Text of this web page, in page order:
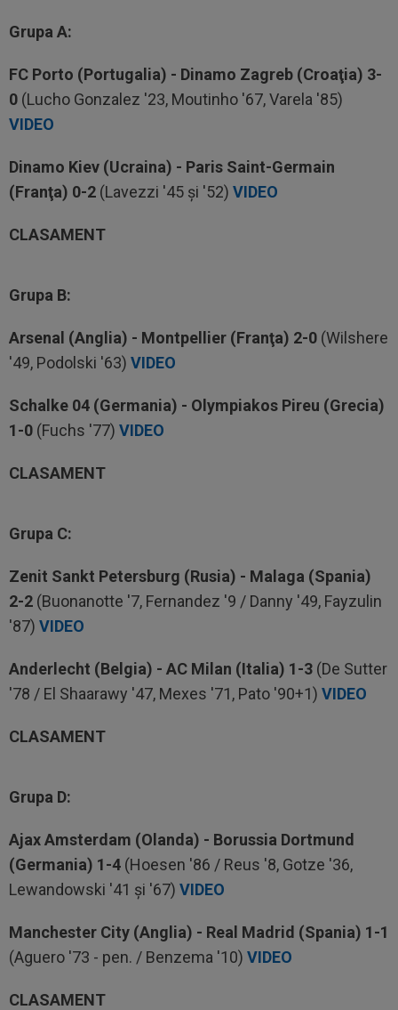
Grupa A:
FC Porto (Portugalia) - Dinamo Zagreb (Croaţia) 3-
0 (Lucho Gonzalez '23, Moutinho '67, Varela '85)
VIDEO
Dinamo Kiev (Ucraina) - Paris Saint-Germain
(Franţa) 0-2 (Lavezzi '45 şi '52) VIDEO
CLASAMENT
Grupa B:
Arsenal (Anglia) - Montpellier (Franţa) 2-0 (Wilshere
'49, Podolski '63) VIDEO
Schalke 04 (Germania) - Olympiakos Pireu (Grecia)
1-0 (Fuchs '77) VIDEO
CLASAMENT
Grupa C:
Zenit Sankt Petersburg (Rusia) - Malaga (Spania)
2-2 (Buonanotte '7, Fernandez '9 / Danny '49, Fayzulin
'87) VIDEO
Anderlecht (Belgia) - AC Milan (Italia) 1-3 (De Sutter
'78 / El Shaarawy '47, Mexes '71, Pato '90+1) VIDEO
CLASAMENT
Grupa D:
Ajax Amsterdam (Olanda) - Borussia Dortmund
(Germania) 1-4 (Hoesen '86 / Reus '8, Gotze '36,
Lewandowski '41 şi '67) VIDEO
Manchester City (Anglia) - Real Madrid (Spania) 1-1
(Aguero '73 - pen. / Benzema '10) VIDEO
CLASAMENT